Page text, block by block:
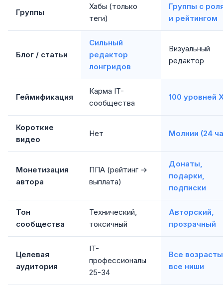
Группы
Хабы (только
теги)
Группы с
и рейтингом
Блог / статьи
Сильный
редактор
лонгридов
Визуальный
редактор
Геймификация
Карма IT-
сообщества
100 уровней
Короткие
видео
Нет Молнии (24
Монетизация
автора
ППА (рейтинг →
выплата)
Донаты,
подарки,
подписки
Тон
сообщества
Технический,
токсичный
Авторский,
прозрачный
Целевая
аудитория
IT-
профессионалы
25-34
Все
все ниши